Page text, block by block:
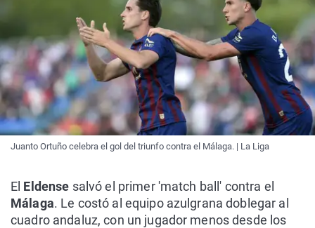
Juanto Ortuño celebra el gol del triunfo contra el Málaga. | La Liga
El Eldense salvó el primer 'match ball' contra el
Málaga. Le costó al equipo azulgrana doblegar al
cuadro andaluz, con un jugador menos desde los